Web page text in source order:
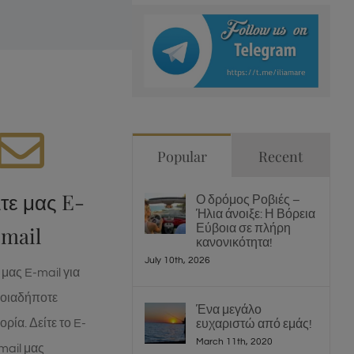
μας E-
mail
μας E-mail για
Δείτε το E-
μας
Popular Recent
Ο δρόμος Ροβιές –
Ήλια άνοιξε: Η Βόρεια
Εύβοια σε πλήρη
κανονικότητα!
July 10th, 2026
Ένα μεγάλο
ευχαριστώ από εμάς!
March 11th, 2020